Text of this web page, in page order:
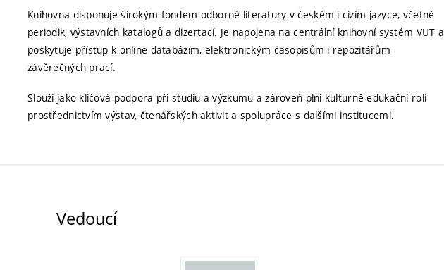
Knihovna disponuje širokým fondem odborné literatury v českém i cizím jazyce, včetně
periodik, výstavních katalogů a dizertací. Je napojena na centrální knihovní systém VUT a
poskytuje přístup k online databázím, elektronickým časopisům i repozitářům
závěrečných prací.
Slouží jako klíčová podpora při studiu a výzkumu a zároveň plní kulturně-edukační roli
prostřednictvím výstav, čtenářských aktivit a spolupráce s dalšími institucemi.
Vedoucí